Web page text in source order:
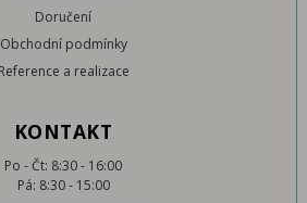
Doručení
Obchodní podmínky
Reference a realizace
KONTAKT
Po - Čt: 8:30 - 16:00
Pá: 8:30 - 15:00